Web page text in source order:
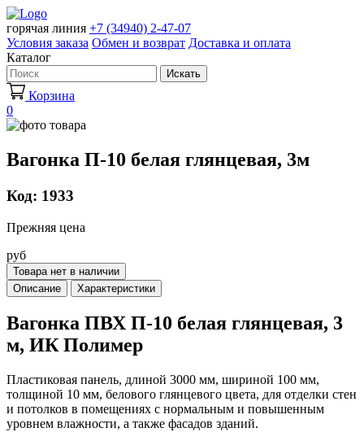
горячая линия +7 (34940) 2-47-07
Условия заказа Обмен и возврат Доставка и оплата
Каталог
Искать
Корзина
0
Вагонка П-10 белая глянцевая, 3м
Код: 1933
Прежняя цена
руб
Товара нет в наличии
Описание
Характеристики
Вагонка ПВХ П-10 белая глянцевая, 3
м, ИК Полимер
Пластиковая панель, длиной 3000 мм, шириной 100 мм,
толщиной 10 мм, белового глянцевого цвета, для отделки стен
и потолков в помещениях с нормальным и повышенным
уровнем влажности, а также фасадов зданий.